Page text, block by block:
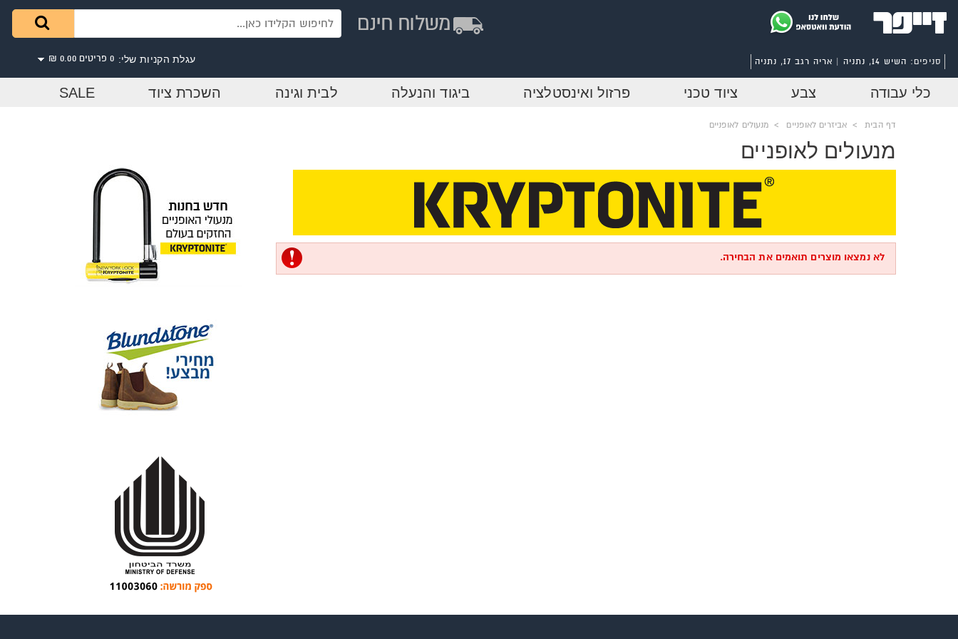
עגלת הקניות שלי: 0 פריטים 0.00 ₪ סניפים: השיש 14, נתניה | אריה רגב 17, נתניה
כלי עבודה צבע ציוד טכני פרזול ואינסטלציה ביגוד והנעלה לבית וגינה השכרת ציוד SALE
דף הבית > אביזרים לאופניים > מנעולים לאופניים
מנעולים לאופניים
לא נמצאו מוצרים תואמים את הבחירה.